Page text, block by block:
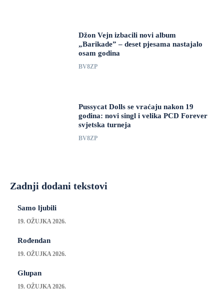
Džon Vejn izbacili novi album
„Barikade” – deset pjesama nastajalo
osam godina
BV8ZP
Pussycat Dolls se vraćaju nakon 19
godina: novi singl i velika PCD Forever
svjetska turneja
BV8ZP
Zadnji dodani tekstovi
Samo ljubili
19. OŽUJKA 2026.
Rođendan
19. OŽUJKA 2026.
Glupan
19. OŽUJKA 2026.